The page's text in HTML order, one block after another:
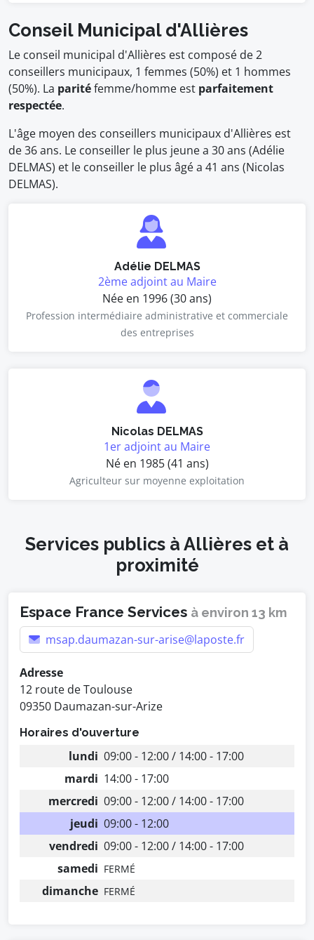
Conseil Municipal d'Allières
Le conseil municipal d'Allières est composé de 2
conseillers municipaux, 1 femmes (50%) et 1 hommes
(50%). La paritéfemme/homme est parfaitement
respectée.
L'âge moyen des conseillers municipaux d'Allières est
de 36 ans. Le conseiller le plus jeune a 30 ans (Adélie
DELMAS) et le conseiller le plus âgé a 41 ans (Nicolas
DELMAS).
Adélie DELMAS
2ème adjoint au Maire
Née en 1996 (30 ans)
Profession intermédiaire administrative et commerciale
des entreprises
Nicolas DELMAS
1er adjoint au Maire
Né en 1985 (41 ans)
Agriculteur sur moyenne exploitation
Services publics à Allières et à
proximité
Espace France Services à environ 13 km
msap.daumazan-sur-arise@laposte.fr
Adresse
12 route de Toulouse
09350 Daumazan-sur-Arize
Horaires d'ouverture
lundi 09:00 - 12:00 / 14:00 - 17:00
mardi 14:00 - 17:00
mercredi 09:00 - 12:00 / 14:00 - 17:00
jeudi 09:00 - 12:00
vendredi 09:00 - 12:00 / 14:00 - 17:00
samedi FERMÉ
dimanche FERMÉ